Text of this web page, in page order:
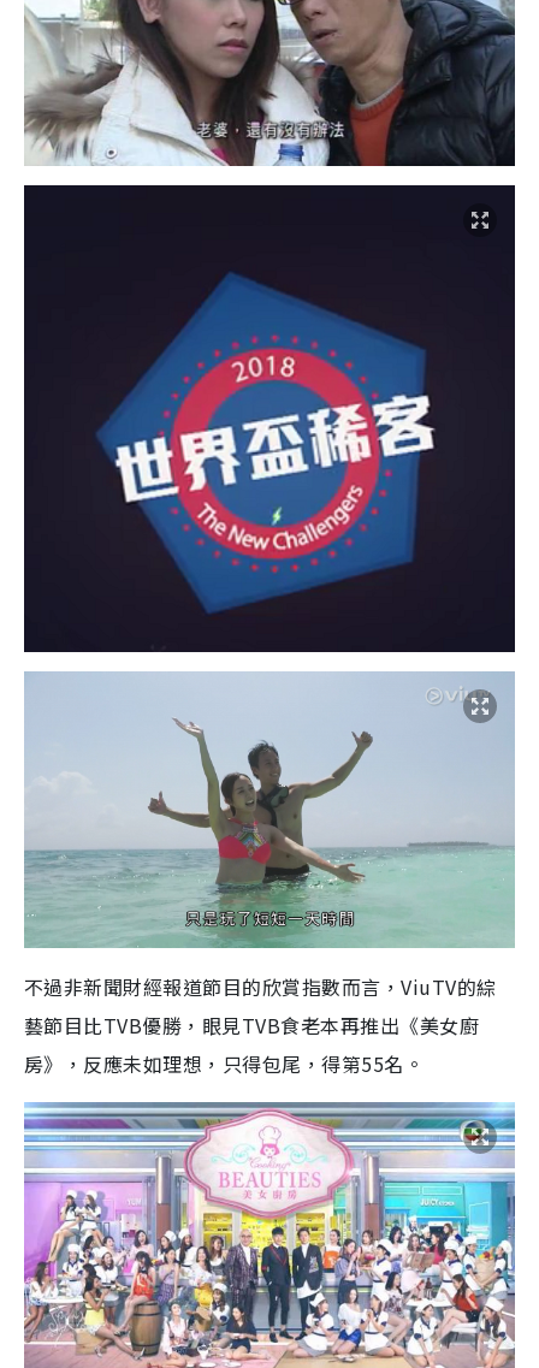
不過非新聞財經報道節目的欣賞指數而言，ViuTV的綜
藝節目比TVB優勝，眼見TVB食老本再推出《美女廚
房》，反應未如理想，只得包尾，得第55名。